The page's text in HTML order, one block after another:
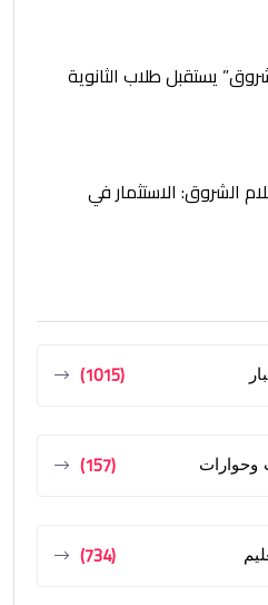
يستقبل طلاب الثانوية
الشروق: الاستثمار في
(1015)
وحوارات (157)
(734)